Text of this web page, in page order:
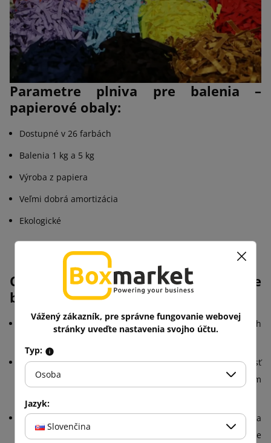
Parametre plniva pre balenia –
papierové obaly:
Dostupné v 26 farbách
Balenia 1 kg a 5 kg
Výroba z papiera
Veľmi dobrá amortizácia
Ekologické
Charakteristiky plniacej látky pre
balenia – papierových vriec:
Materiál: Sú vyrobené zo stopercentného papiera, čo ich
Nákladná kapacita:Dôležitým ukazovateľom je schopnosť
vlákna absorbovať šoky a chrániť výrobky pred poškodením
Schopnosť plnenia priestoru:Vary sú dostatočne zložené a
pružné na to, aby ľahko zapĺňali prázdne priestory v obale
Vážený zákazník, pre správne fungovanie webovej
stránky uveďte nastavenia svojho účtu.
Typ:
Osoba
Jazyk:
Slovenčina